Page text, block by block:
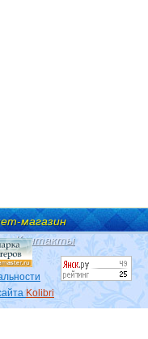
магазин
Контакты
Kolibri